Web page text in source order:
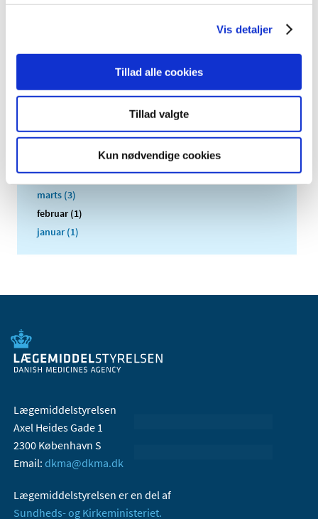
Vis detaljer
Tillad alle cookies
Tillad valgte
Kun nødvendige cookies
2022 (18)
juni (2)
april (5)
marts (3)
februar (1)
januar (1)
Lægemiddelstyrelsen
Axel Heides Gade 1
2300 København S
Email: dkma@dkma.dk
Lægemiddelstyrelsen er en del af
Sundheds- og Kirkeministeriet.